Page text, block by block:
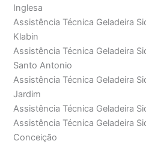
Inglesa
Assistência Técnica Geladeira
Klabin
Assistência Técnica Geladeira
Santo Antonio
Assistência Técnica Geladeira
Jardim
Assistência Técnica Geladeira
Assistência Técnica Geladeira
Conceição